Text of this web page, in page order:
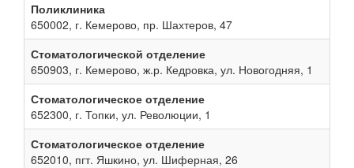
Поликлиника
650002, г. Кемерово, пр. Шахтеров, 47
Стоматологической отделение
650903, г. Кемерово, ж.р. Кедровка, ул. Новогодняя, 1
Стоматологическое отделение
652300, г. Топки, ул. Революции, 1
Стоматологическое отделение
652010, пгт. Яшкино, ул. Шиферная, 26